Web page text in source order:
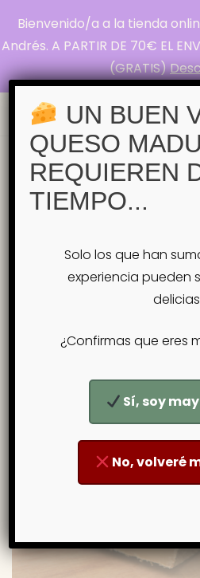
Bienvenido/a a la tienda
Andrés. A PARTIR DE 70€ EL
(GRATIS)
La
Andrés
Pasión por el
Inicio Tienda
QUESOS
Queso Zénit – Quesería
Queso Zénit –
UN BUEN
QUESO
REQUIEREN
TIEMPO...
Solo los que han
experiencia pueden
¿Confirmas que eres
Sí, soy
No, volveré